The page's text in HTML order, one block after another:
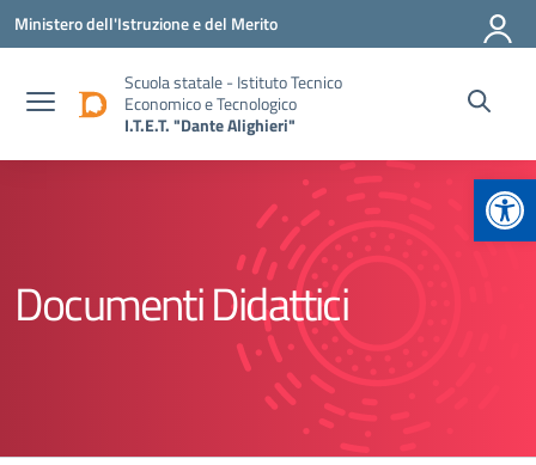
Vai ai contenuti
Vai al menu di navigazione
Vai al footer
Ministero dell'Istruzione e del Merito
Scuola statale - Istituto Tecnico
Economico e Tecnologico
I.T.E.T. "Dante Alighieri"
Documenti Didattici